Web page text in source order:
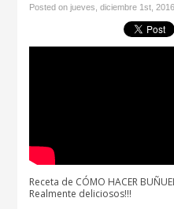
Posted on jueves, diciembre 1st,
Receta de CÓMO HACER
Realmente deliciosos!!!